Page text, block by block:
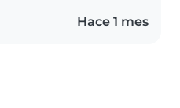
Hace 1 mes